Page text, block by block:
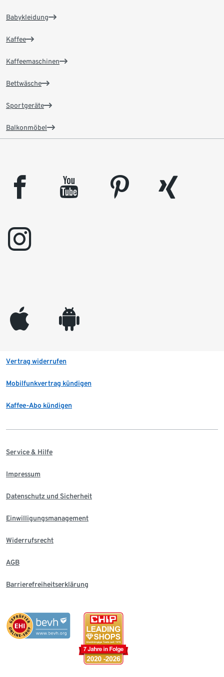
Babykleidung
Kaffee
Kaffeemaschinen
Bettwäsche
Sportgeräte
Balkonmöbel
facebook youtube pinterest
xing
instagram
appleinc android
Vertrag widerrufen
Mobilfunkvertrag kündigen
Kaffee-Abo kündigen
Service & Hilfe
Impressum
Datenschutz und Sicherheit
Einwilligungsmanagement
Widerrufsrecht
AGB
Barrierefreiheitserklärung